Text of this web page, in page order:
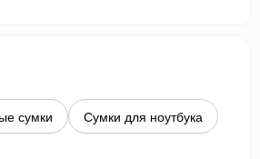
сумки
Сумки для ноутбука